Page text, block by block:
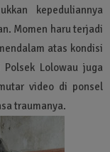
kepeduliannya
Momen haru terjadi
atas kondisi
Lolowau juga
video di ponsel
traumanya.